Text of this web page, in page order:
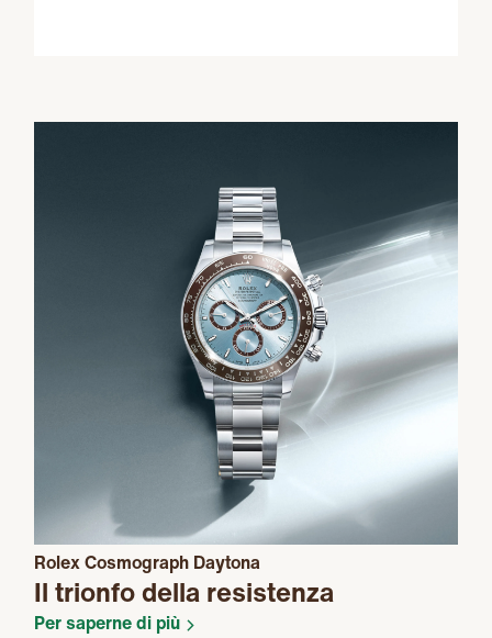
Rolex Cosmograph Daytona
Il trionfo della resistenza
Per saperne di più